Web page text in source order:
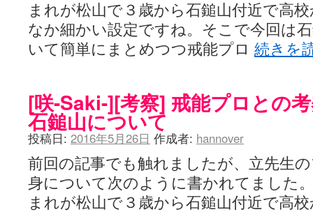
私的素敵ジャンク / [咲-Saki-] 咲-Saki-第168局［端緒］感想 (16:58)
麻雀自由帳 - 咲-Saki- / 咲-Saki-第168局[端緒]感想 照-Teru- 追憶編第
LAT. 39°20' N - 咲-Saki- / 永水航路 3 - 霧島の姫は、深山幽谷の頂で
エトピリカ!! - 咲-saki- / 咲-Saki-16巻 シノハユ7巻表紙予想
(11:05)
ニワカSakiファンの部屋 - 咲-Saki- / 咲の実写化について（再） (15:15)
咲ワン・neo[仮] / 私事。 (01:19)
EL HOLAZO - 咲-Saki- / 吉野から上り方面の帰り道、亀山JCT-四日市
何の変哲もない咲の地名紹介 / 小鍛治さんが通っていた小学校 茨城
咲-Saki-.長野編をにょろんと見てみるブログ - 咲-Saki- / 第143局[応変]
咲-Saki-カツゲン備忘録 / 咲-Saki-154局 【奮起】 マジかー！ (13:30)
百合っぽいぶろぐ - 咲-Saki- / シノハユ the down of age 5巻 (06:32)
あかどる日和 - 咲-saki- / 【今回は考察ではなく】原村和-のどっち-の
妥当麻雀界ブログ / コミックマーケット８９に参加します
(11:00)
まれが松山で３歳から石鎚山付近で高
なか細かい設定ですね。そこで今回は
いて簡単にまとめつつ戒能プロ 続きを
[咲-Saki-][考察] 戒能プロとの
石鎚山について
投稿日: 2016年5月26日 作成者: hannover
前回の記事でも触れましたが、立先生
身について次のように書かれてました
まれが松山で３歳から石鎚山付近で高